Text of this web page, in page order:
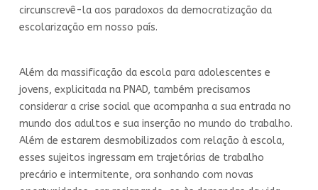
circunscrevê-la aos paradoxos da democratização da
escolarização em nosso país.
Além da massificação da escola para adolescentes e
jovens, explicitada na PNAD, também precisamos
considerar a crise social que acompanha a sua entrada no
mundo dos adultos e sua inserção no mundo do trabalho.
Além de estarem desmobilizados com relação à escola,
esses sujeitos ingressam em trajetórias de trabalho
precário e intermitente, ora sonhando com novas